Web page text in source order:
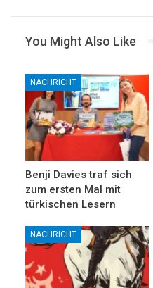
You Might Also Like
NACHRICHT
Benji Davies traf sich
zum ersten Mal mit
türkischen Lesern
NACHRICHT